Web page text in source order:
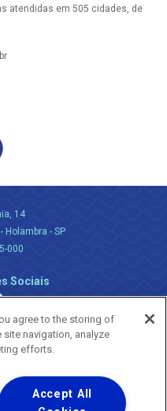
atendidas em 505 cidades, de
14
Holambra - SP
000
Sociais
- Todos os Direitos Reservados.
agree to the storing of
navigation, analyze
efforts.
Accept All